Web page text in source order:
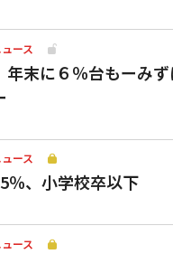
ース
年末に６％台もーみ
ース
％、小学校卒以下
ース